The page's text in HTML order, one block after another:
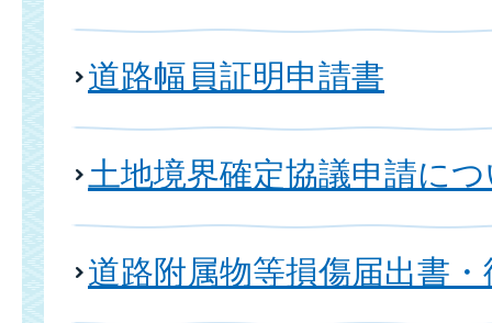
道路幅員証明申請書
土地境界確定協議申請に
道路附属物等損傷届出書